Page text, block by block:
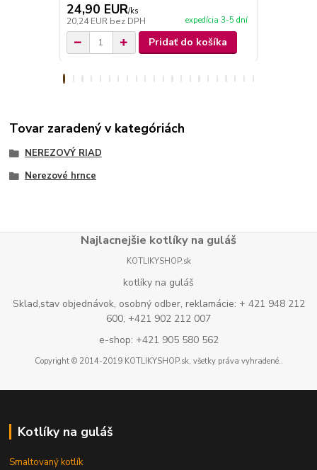
24,90 EUR/ks
20,24 EUR bez DPH expedícia 3-5 dní
Pridať do košíka
Tovar zaradený v kategóriách
NEREZOVÝ RIAD
Nerezové hrnce
Najlacnejšie kotlíky na guláš
KOTLIKYSHOP.sk
kotlíky na guláš
Sklad,stav objednávok, osobný odber, reklamácie: + 421 948 212
600, +421 902 212 007
e-shop: +421 905 580 562
Copyright © 2014-2019 KOTLIKYSHOP.sk, všetky práva vyhradené..
Kotlíky na guláš
Smaltovaný kotlík